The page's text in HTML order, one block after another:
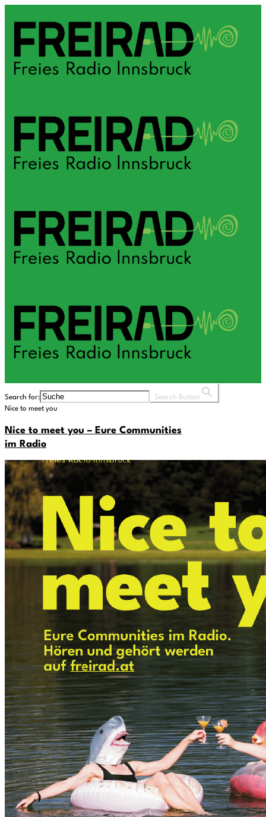
Search for:
Search Button
Nice to meet you
Nice to meet you – Eure Communities
im Radio